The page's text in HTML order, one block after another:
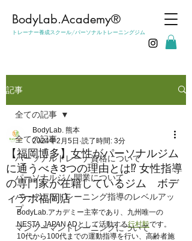
​BodyLab.Academy®︎
トレーナー養成スクール/パーソナルトレーニングジム
記事
全ての記事
パーソナルトレーナ資格について
パーソナルジム開業について
パーソナルトレーニング指導のレベルアッ
プ
マンツーマントレーニングについて
全ての記事
【福岡博多】女性がパーソナルジム
に通うべき3つの理由とは⁉︎ 女性指導
の専門家が在籍しているジム ボデ
ィラボ福岡店
BodyLab. 熊本
2024年2月5日 読了時間: 3分
BodyLab.アカデミー主宰であり、九州唯一の
NESTA  JAPAN ADとして活動する行村毅です。
10代から100代までの運動指導を行い、高齢者施